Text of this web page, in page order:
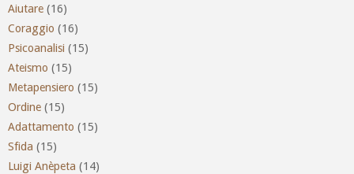
Aiutare (16)
Coraggio (16)
Psicoanalisi (15)
Ateismo (15)
Metapensiero (15)
Ordine (15)
Adattamento (15)
Sfida (15)
Luigi Anèpeta (14)